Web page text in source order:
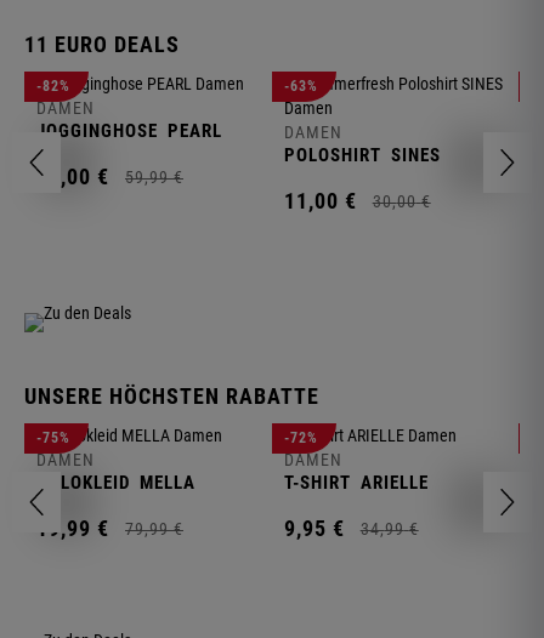
11 EURO DEALS
-82%
DAMEN
JOGGINGHOSE PEARL
11,00 € 59,99 €
-63%
DAMEN
POLOSHIRT SINES
11,00 € 30,00 €
UNSERE HÖCHSTEN RABATTE
-75%
DAMEN
POLOKLEID MELLA
19,99 € 79,99 €
-72%
DAMEN
T-SHIRT ARIELLE
9,95 € 34,99 €